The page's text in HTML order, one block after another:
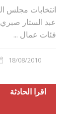
فئات عمال ...
18/08/2010
اقرا الحادثة